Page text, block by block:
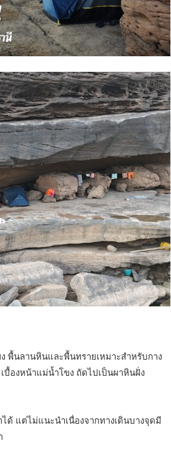
พื้นลานหินและพื้นทรายเหมาะสำหรับกาง
บื้องหน้าแม่น้ำโขง ถัดไปเป็นผาหินฝั่ง
ด้ แต่ไม่แนะนำเนื่องจากทางเดินบางจุดมี